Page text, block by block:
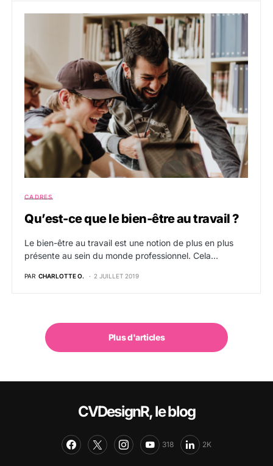
CADRES
Qu’est-ce que le bien-être au travail ?
Le bien-être au travail est une notion de plus en plus
présente au sein du monde professionnel. Cela…
PAR CHARLOTTE O. 2 JUILLET 2019
Plus d'articles
CVDesignR, le blog
318 2K